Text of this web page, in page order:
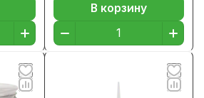
В корзину